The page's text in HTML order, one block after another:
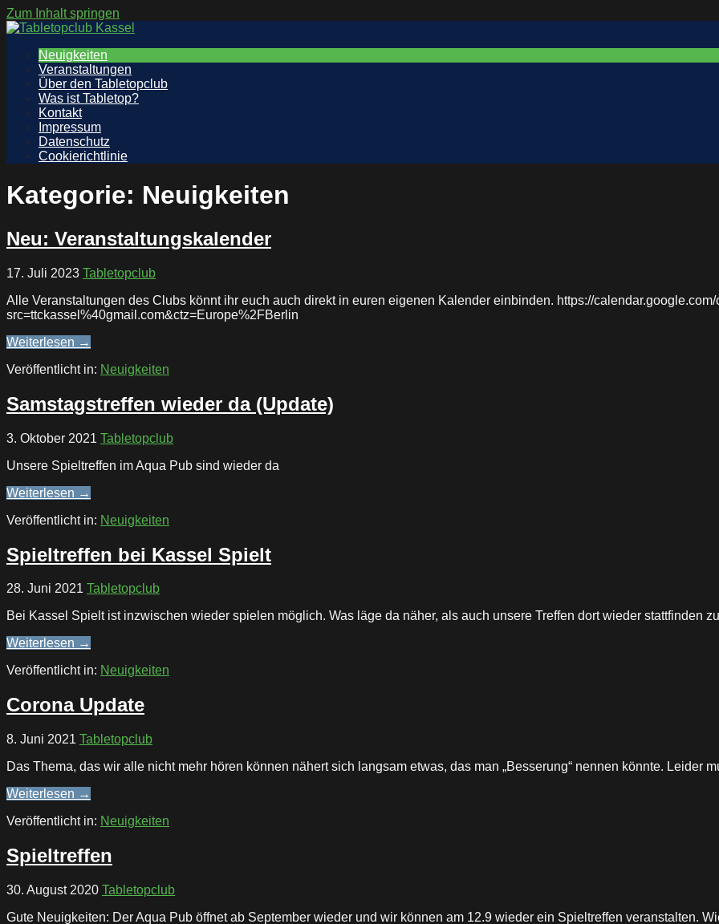
Zum Inhalt springen
Neuigkeiten
Veranstaltungen
Über den Tabletopclub
Was ist Tabletop?
Kontakt
Impressum
Datenschutz
Cookierichtlinie
Kategorie: Neuigkeiten
Neu: Veranstaltungskalender
17. Juli 2023 Tabletopclub
Alle Veranstaltungen des Clubs könnt ihr euch auch direkt in euren eigenen Kalender einbinden. https://
src=ttckassel%40gmail.com&ctz=Europe%2FBerlin
Weiterlesen →
Veröffentlicht in: Neuigkeiten
Samstagstreffen wieder da (Update)
3. Oktober 2021 Tabletopclub
Unsere Spieltreffen im Aqua Pub sind wieder da
Weiterlesen →
Veröffentlicht in: Neuigkeiten
Spieltreffen bei Kassel Spielt
28. Juni 2021 Tabletopclub
Bei Kassel Spielt ist inzwischen wieder spielen möglich. Was läge da näher, als auch unsere Treffen dort wieder stattfinden
Weiterlesen →
Veröffentlicht in: Neuigkeiten
Corona Update
8. Juni 2021 Tabletopclub
Das Thema, das wir alle nicht mehr hören können nähert sich langsam etwas, das man „Besserung“ nennen könnte. Leider
Weiterlesen →
Veröffentlicht in: Neuigkeiten
Spieltreffen
30. August 2020 Tabletopclub
Gute Neuigkeiten: Der Aqua Pub öffnet ab September wieder und wir können am 12.9 wieder ein Spieltreffen veranstalten.